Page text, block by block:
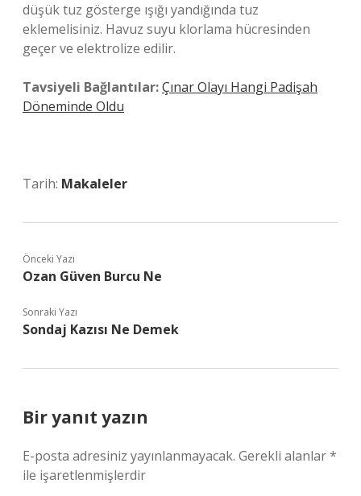
düşük tuz gösterge ışığı yandığında tuz
eklemelisiniz. Havuz suyu klorlama hücresinden
geçer ve elektrolize edilir.
Tavsiyeli Bağlantılar:Çınar Olayı Hangi Padişah
Döneminde Oldu
Tarih: Makaleler
Önceki Yazı
Ozan Güven Burcu Ne
Sonraki Yazı
Sondaj Kazısı Ne Demek
Bir yanıt yazın
E-posta adresiniz yayınlanmayacak. Gerekli alanlar*
ile işaretlenmişlerdir